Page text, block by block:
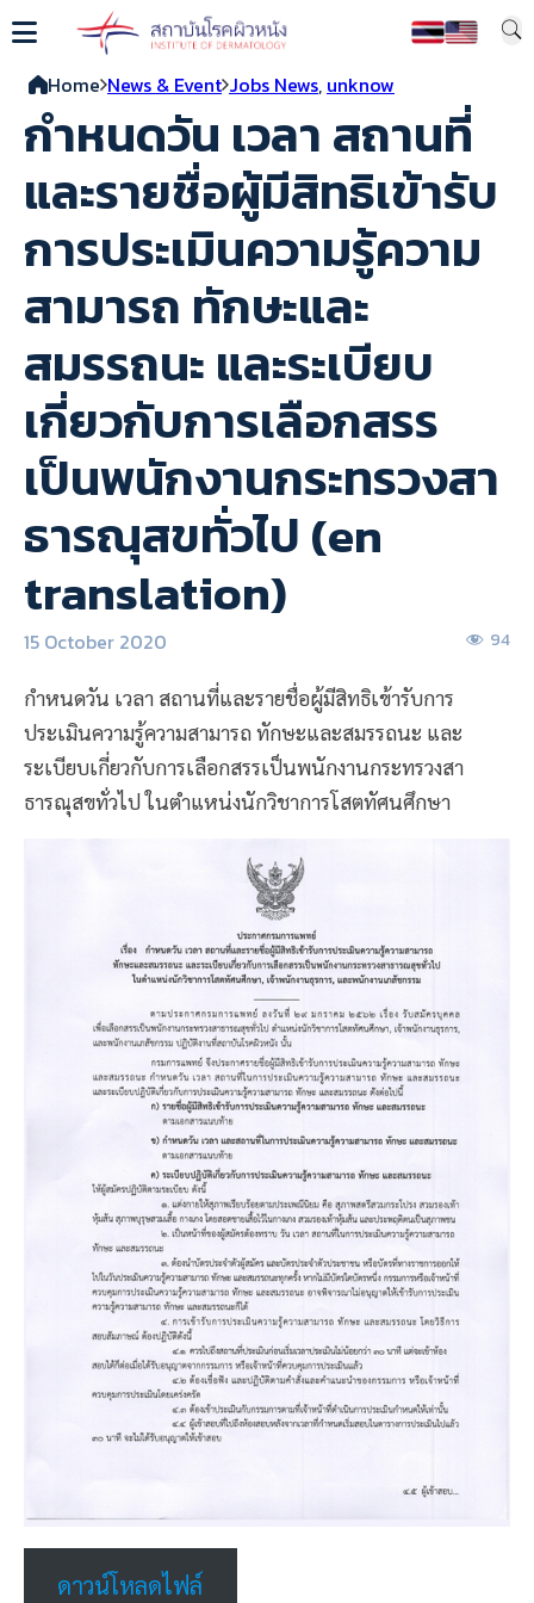
Home News & Event Jobs News, unknow
กำหนดวัน เวลา สถานที่
และรายชื่อผู้มีสิทธิเข้ารับ
การประเมินความรู้ความ
สามารถ ทักษะและ
สมรรถนะ และระเบียบ
เกี่ยวกับการเลือกสรร
เป็นพนักงานกระทรวงสา
ธารณุสขทั่วไป (en
translation)
15 October 2020 94
กำหนดวัน เวลา สถานที่และรายชื่อผู้มีสิทธิเข้ารับการ
ประเมินความรู้ความสามารถ ทักษะและสมรรถนะ และ
ระเบียบเกี่ยวกับการเลือกสรรเป็นพนักงานกระทรวงสา
ธารณุสขทั่วไป ในตำแหน่งนักวิชาการโสตทัศนศึกษา
ดาวน์โหลดไฟล์